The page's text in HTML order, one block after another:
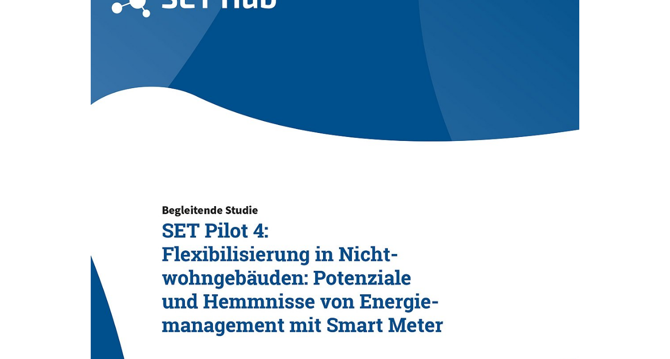
Vor dem Hintergrund des gesetzlich vorgesehenen Smart-Meter-Rollouts nach dem
Messstellenbetriebsgesetz (MsbG) wurden eine Literaturrecherche, Expertinnen- und
Experteninterviews sowie eine Umfrage durchgeführt. Die Ergebnisse zeigen, dass der Sektor für
Nichtwohngebäude grundsätzlich über relevante Flexibilitätspotenziale verfügt. Unter Einbezug von
iMSys(+) und EMS können die Kosten gesenkt und neue Erkenntnisse zu Lastprofilen gewonnen
werden.
Was sind Potenziale und Hemmnisse für Flexibilitäten in
Nichtwohngebäuden?